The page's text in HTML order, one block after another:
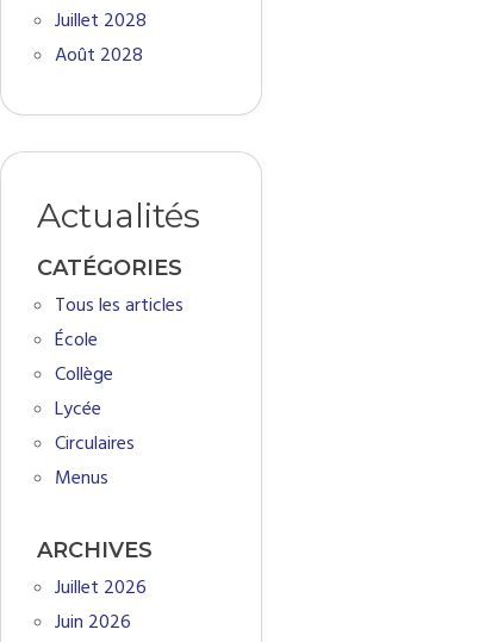
Juillet 2028
Août 2028
Actualités
CATÉGORIES
Tous les articles
École
Collège
Lycée
Circulaires
Menus
ARCHIVES
Juillet 2026
Juin 2026